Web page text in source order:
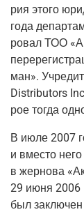
рия это­го
года
ро­вал ТОО
ман».
Distributors
рое тогда
В июле 2007
и вме­сто
в жер­но­ва
29 июня 2006
был